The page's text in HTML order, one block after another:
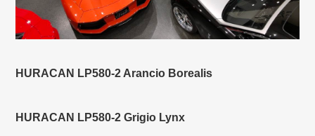
HURACAN LP580-2 Arancio Borealis
HURACAN LP580-2 Grigio Lynx